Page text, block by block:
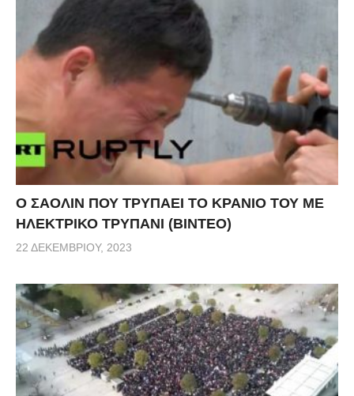
Ο ΣΑΟΛΙΝ ΠΟΥ ΤΡΥΠΑΕΙ ΤΟ ΚΡΑΝΙΟ ΤΟΥ ΜΕ
ΗΛΕΚΤΡΙΚΟ ΤΡΥΠΑΝΙ (ΒΙΝΤΕΟ)
22 ΔΕΚΕΜΒΡΊΟΥ, 2023